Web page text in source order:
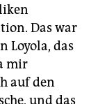
Das war
Loyola, das
mir
auf den
und das